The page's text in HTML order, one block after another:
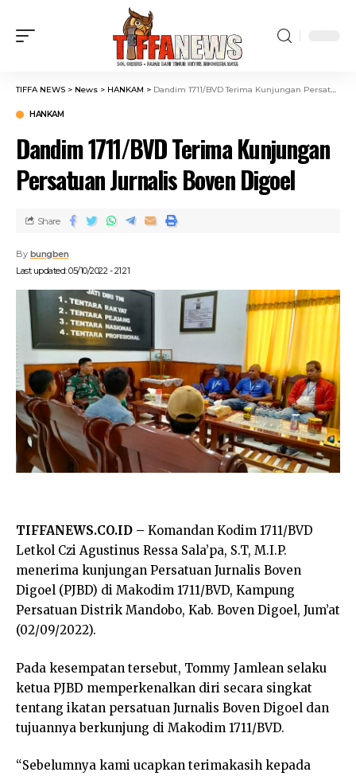
TIFFA NEWS > News > HANKAM > Dandim 1711/BVD Terima Kunjungan Persatuan Jurnalis Boven Digoel
HANKAM
Dandim 1711/BVD Terima Kunjungan
Persatuan Jurnalis Boven Digoel
Last updated: 05/10/2022 - 21:21
By bungben
Share
TIFFANEWS.CO.ID – Komandan Kodim 1711/BVD
Letkol Czi Agustinus Ressa Sala’pa, S.T, M.I.P.
menerima kunjungan Persatuan Jurnalis Boven
Digoel (PJBD) di Makodim 1711/BVD, Kampung
Persatuan Distrik Mandobo, Kab. Boven Digoel, Jum’at
(02/09/2022).
Pada kesempatan tersebut, Tommy Jamlean selaku
ketua PJBD memperkenalkan diri secara singkat
tentang ikatan persatuan Jurnalis Boven Digoel dan
tujuannya berkunjung di Makodim 1711/BVD.
“Sebelumnya kami ucapkan terimakasih kepada